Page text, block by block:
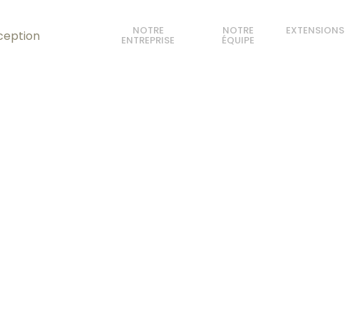
NOTRE
ENTREPRISE
NOTRE
ÉQUIPE
EXTENSIONS